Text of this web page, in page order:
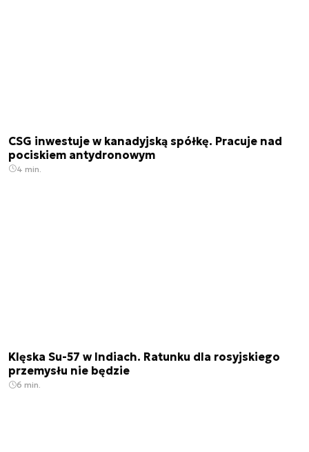
CSG inwestuje w kanadyjską spółkę. Pracuje nad
pociskiem antydronowym
4 min.
Klęska Su-57 w Indiach. Ratunku dla rosyjskiego
przemysłu nie będzie
6 min.